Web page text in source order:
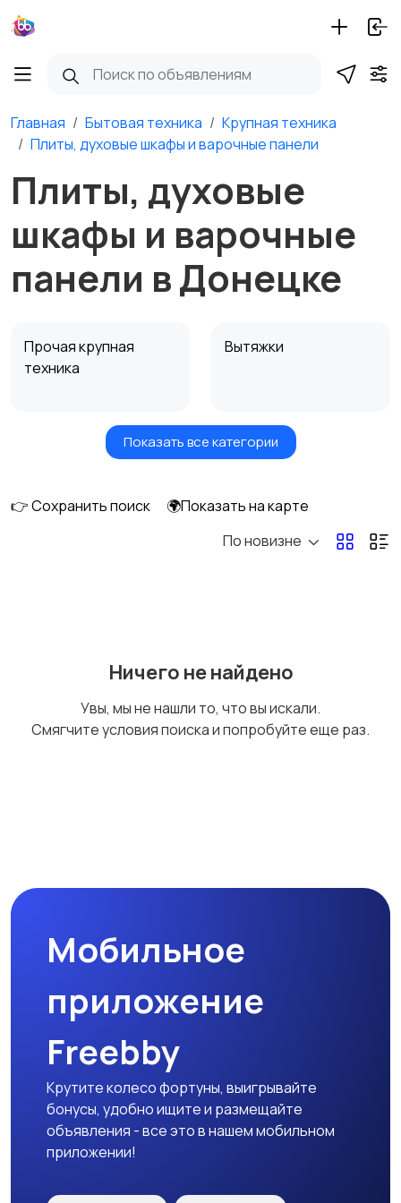
Главная Бытовая техника
Крупная техника
Плиты, духовые шкафы и варочные панели
Плиты, духовые
шкафы и варочные
панели в Донецке
Прочая крупная
техника
Вытяжки
Посудомоечные
Стиральные машины
Холодильники и
Показать все категории
👉 Сохранить поиск
🌍Показать на карте
По новизне
Ничего не найдено
Увы, мы не нашли то, что вы искали.
Смягчите условия поиска и попробуйте еще раз.
Мобильное
приложение
Freebby
Крутите колесо фортуны, выигрывайте
бонусы, удобно ищите и размещайте
объявления - все это в нашем мобильном
приложении!